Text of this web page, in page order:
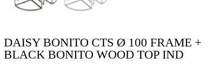
DAISY BONITO CTS Ø 100 FRAME +
BLACK BONITO WOOD TOP IND